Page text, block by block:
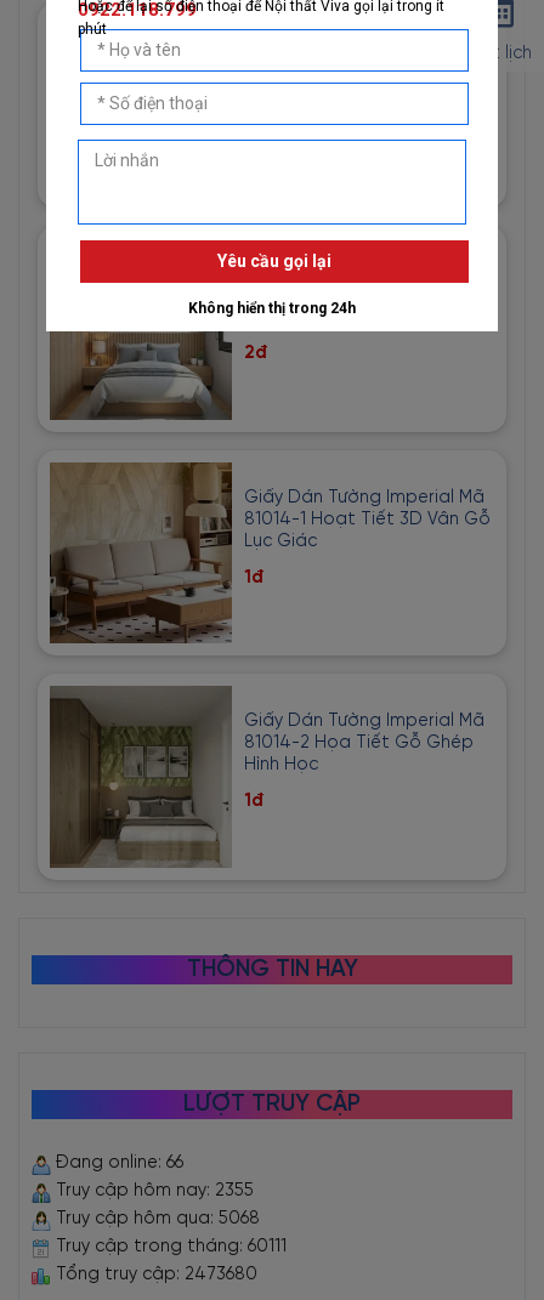
81013-3 Hoạ Tiết Vải Bố Màu
1đ
Giấy Dán Tường Nhật Bản
Vàng Hoạ Tiết
2đ
Giấy Dán Tường Imperial Mã
81014-1 Hoạt Tiết 3D Vân Gỗ
Lục Giác
1đ
Giấy Dán Tường Imperial Mã
81014-2 Họa Tiết Gỗ Ghép
Hình Học
1đ
THÔNG TIN HAY
LƯỢT TRUY CẬP
Đang online: 66
Truy cập hôm nay: 2355
Truy cập hôm qua: 5068
Truy cập trong tháng: 60111
Tổng truy cập: 2473680
Đặt lịch